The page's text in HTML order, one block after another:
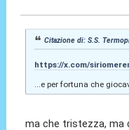
Citazione di: S.S.
https://x.com/
...e per fortuna che
ma che tristezza, ma